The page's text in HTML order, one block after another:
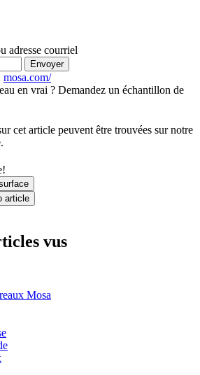
adresse courriel
Envoyer
mosa.com/
en vrai ? Demandez un échantillon de
cet article peuvent être trouvées sur notre
article
vus
Mosa